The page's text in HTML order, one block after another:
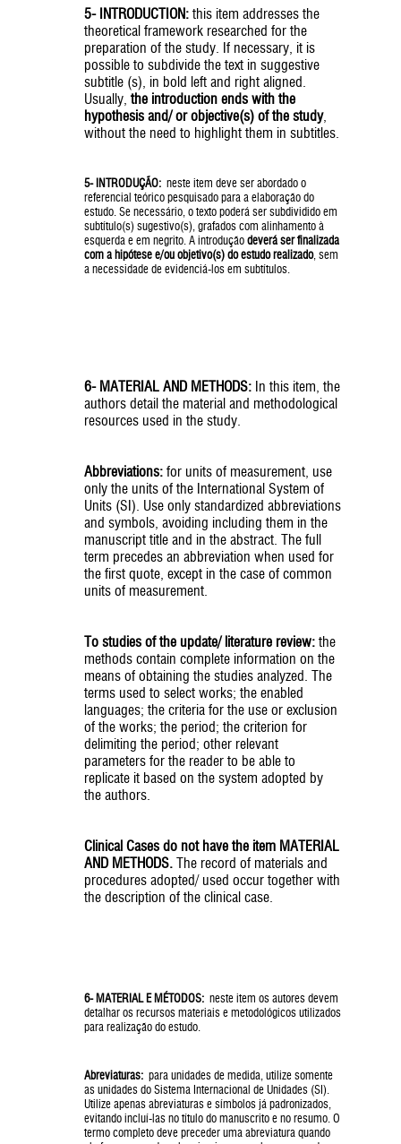
5- INTRODUCTION: this item addresses the
theoretical framework researched for the
preparation of the study. If necessary, it is
possible to subdivide the text in suggestive
subtitle (s), in bold left and right aligned.
Usually, the introduction ends with the
hypothesis and/ or objective(s) of the study,
without the need to highlight them in subtitles.
5- INTRODUÇÃO: neste item deve ser abordado o
referencial teórico pesquisado para a elaboração do
estudo. Se necessário, o texto poderá ser subdividido em
subtítulo(s) sugestivo(s), grafados com alinhamento à
esquerda e em negrito. A introduçãodeverá ser finalizada
com a hipótese e/ou objetivo(s) do estudo realizado, sem
a necessidade de evidenciá-los em subtítulos.
6- MATERIAL AND METHODS: In this item, the
authors detail the material and methodological
resources used in the study.
Abbreviations: for units of measurement, use
only the units of the International System of
Units (SI). Use only standardized abbreviations
and symbols, avoiding including them in the
manuscript title and in the abstract. The full
term precedes an abbreviation when used for
the first quote, except in the case of common
units of measurement.
To studies of the update/ literature review: the
methods contain complete information on the
means of obtaining the studies analyzed. The
terms used to select works; the enabled
languages; the criteria for the use or exclusion
of the works; the period; the criterion for
delimiting the period; other relevant
parameters for the reader to be able to
replicate it based on the system adopted by
the authors.
Clinical Cases do not have the item MATERIAL
AND METHODS. The record of materials and
procedures adopted/ used occur together with
the description of the clinical case.
6- MATERIAL E MÉTODOS: neste item os autores devem
detalhar os recursos materiais e metodológicos utilizados
para realização do estudo.
Abreviaturas: para unidades de medida, utilize somente
as unidades do Sistema Internacional de Unidades (SI).
Utilize apenas abreviaturas e símbolos já padronizados,
evitando incluí-las no título do manuscrito e no resumo. O
termo completo deve preceder uma abreviatura quando